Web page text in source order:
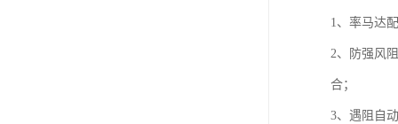
1、率马达
2、防强风
合；
3、遇阻自